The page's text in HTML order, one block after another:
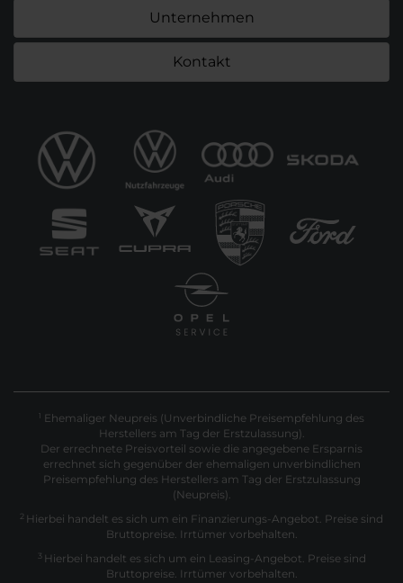
Unternehmen
Kontakt
1 Ehemaliger Neupreis (Unverbindliche Preisempfehlung des
Herstellers am Tag der Erstzulassung).
Der errechnete Preisvorteil sowie die angegebene Ersparnis
errechnet sich gegenüber der ehemaligen unverbindlichen
Preisempfehlung des Herstellers am Tag der Erstzulassung
(Neupreis).
2 Hierbei handelt es sich um ein Finanzierungs-Angebot. Preise sind
Bruttopreise. Irrtümer vorbehalten.
3 Hierbei handelt es sich um ein Leasing-Angebot. Preise sind
Bruttopreise. Irrtümer vorbehalten.